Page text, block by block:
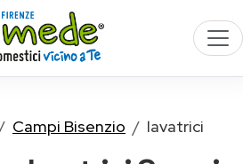
Campi Bisenzio lavatrici